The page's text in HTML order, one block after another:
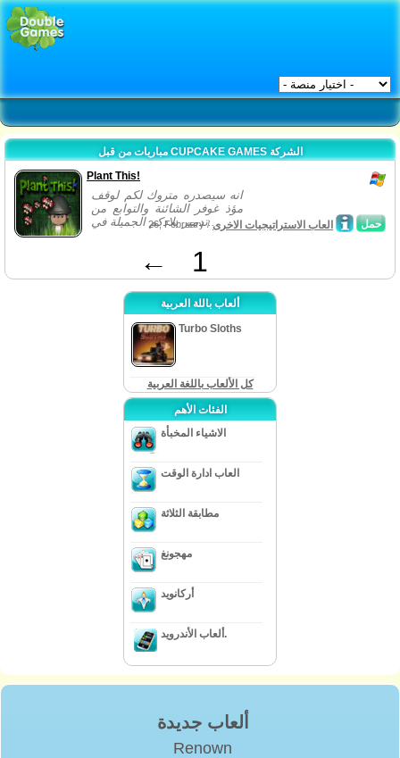
مباريات من قبل CUPCAKE GAMES الشركة
Plant This!
انه سيصدره متروك لكم لوقف
مؤذ غوفر الشائنة والتوابع من
تدمير بلادكم الجميلة في...
حمل 26, February /العاب الاستراتيجيات الاخرى
← 1
ألعاب باللة العربية
Turbo Sloths
كل الألعاب باللغة العربية
الفئات الأهم
الاشياء المخبأة
العاب ادارة الوقت
مطابقة الثلاثة
مهجونغ
أركانويد
ألعاب الأندرويد.
ألعاب جديدة
Renown